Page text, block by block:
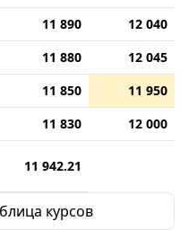
11 890
12 040
11 880
12 045
11 850
11 950
11 830
12 000
11 942.21
курсов